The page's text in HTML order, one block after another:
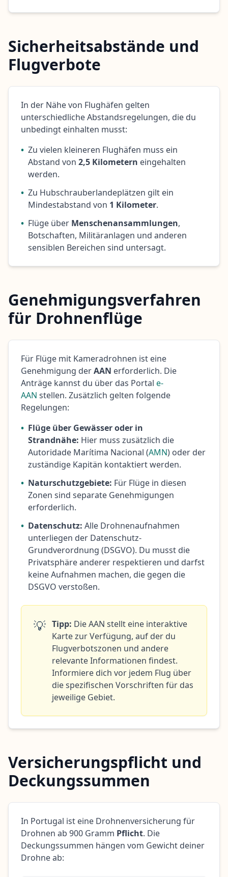
Sicherheitsabstände und
Flugverbote
In der Nähe von Flughäfen gelten
unterschiedliche Abstandsregelungen, die du
unbedingt einhalten musst:
• Zu vielen kleineren Flughäfen muss ein
Abstand von 2,5 Kilometern eingehalten
werden.
• Zu Hubschrauberlandeplätzen gilt ein
Mindestabstand von 1 Kilometer.
• Flüge über Menschenansammlungen,
Botschaften, Militäranlagen und anderen
sensiblen Bereichen sind untersagt.
Genehmigungsverfahren
für Drohnenflüge
Für Flüge mit Kameradrohnen ist eine
Genehmigung derAAN erforderlich. Die
Anträge kannst du über das Portal e-
AAN stellen. Zusätzlich gelten folgende
Regelungen:
• Flüge über Gewässer oder in
Strandnähe: Hier muss zusätzlich die
Autoridade Marítima Nacional (AMN) oder der
zuständige Kapitän kontaktiert werden.
• Naturschutzgebiete: Für Flüge in diesen
Zonen sind separate Genehmigungen
erforderlich.
• Datenschutz: Alle Drohnenaufnahmen
unterliegen der Datenschutz-
Grundverordnung (DSGVO). Du musst die
Privatsphäre anderer respektieren und darfst
keine Aufnahmen machen, die gegen die
DSGVO verstoßen.
💡 Tipp: Die AAN stellt eine interaktive
Karte zur Verfügung, auf der du
Flugverbotszonen und andere
relevante Informationen findest.
Informiere dich vor jedem Flug über
die spezifischen Vorschriften für das
jeweilige Gebiet.
Versicherungspflicht und
Deckungssummen
In Portugal ist eine Drohnenversicherung für
Drohnen ab 900 Gramm Pflicht. Die
Deckungssummen hängen vom Gewicht deiner
Drohne ab: